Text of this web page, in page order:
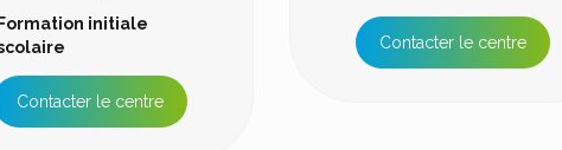
Formation initiale
Contacter le centre
Contacter le centre